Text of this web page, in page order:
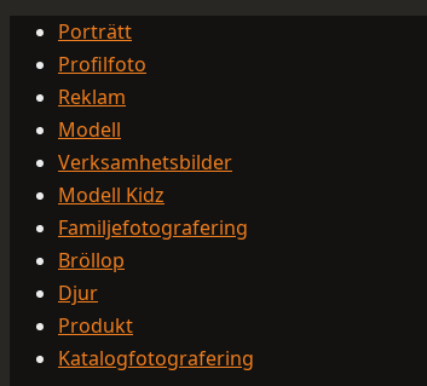
Porträtt
Profilfoto
Reklam
Modell
Verksamhetsbilder
Modell Kidz
Familjefotografering
Bröllop
Djur
Produkt
Katalogfotografering